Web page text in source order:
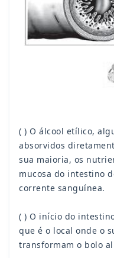
( ) O álcool etílico,
absorvidos
sua maioria, os
mucosa do intestino
corrente sanguínea.
( ) O início do
que é o local onde o
transformam o bolo